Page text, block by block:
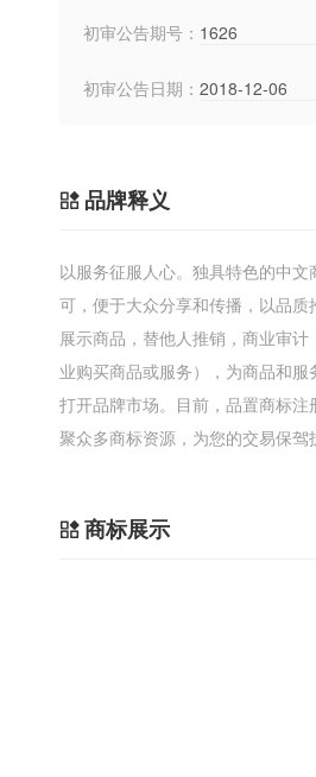
初审公告期号： 1626
初审公告日期： 2018-12-06
品牌释义
以服务征服人心。独具特色的中
可，便于大众分享和传播，以品
展示商品，替他人推销，商业审
业购买商品或服务），为商品和
打开品牌市场。目前，品置商标
聚众多商标资源，为您的交易保驾
商标展示